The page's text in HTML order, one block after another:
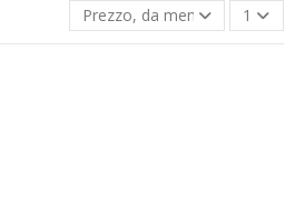
Prezzo, da meno caro a più
1